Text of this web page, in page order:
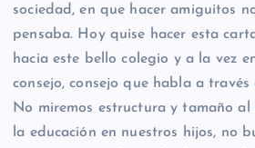
sociedad, en que hacer amiguitos
pensaba. Hoy quise hacer esta
hacia este bello colegio y a la vez
consejo, consejo que habla a través
No miremos estructura y tamaño
la educación en nuestros hijos, no